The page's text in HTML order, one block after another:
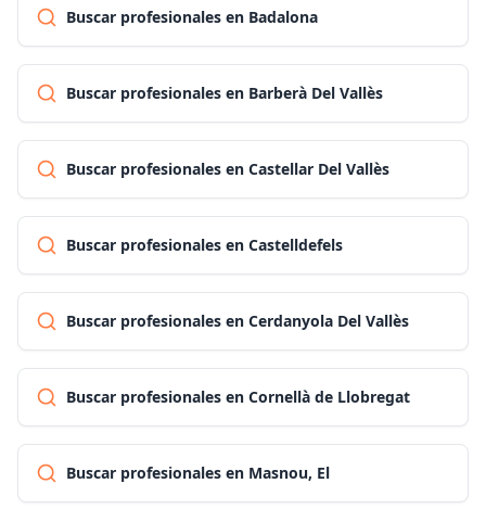
Buscar profesionales en Badalona
Buscar profesionales en Barberà Del Vallès
Buscar profesionales en Castellar Del Vallès
Buscar profesionales en Castelldefels
Buscar profesionales en Cerdanyola Del Vallès
Buscar profesionales en Cornellà de Llobregat
Buscar profesionales en Masnou, El